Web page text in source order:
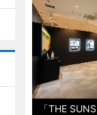
「THE